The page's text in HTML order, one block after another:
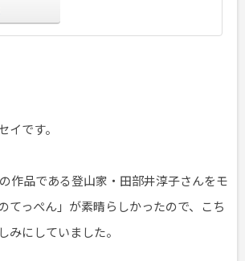
イです。
作品である登山家・田部井淳子さんをモ
てっぺん」が素晴らしかったので、こち
みにしていました。